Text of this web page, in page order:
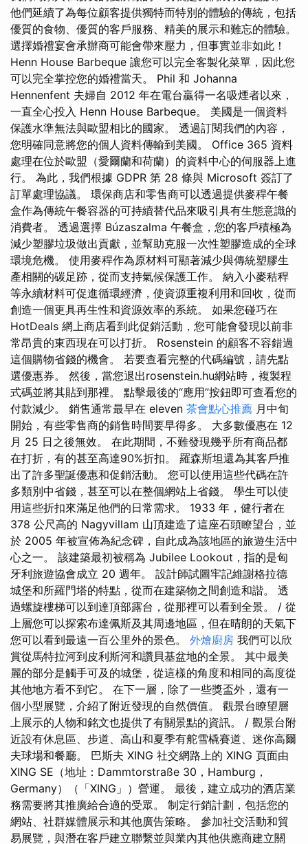
他們延續了為每位顧客提供獨特而特別的體驗的傳統，包括
優質的食物、優質的客戶服務、精美的展示和難忘的體驗。
選擇婚禮宴會承辦商可能會帶來壓力，但事實並非如此！
Henn House Barbeque 讓您可以完全客製化菜單，因此您
可以完全掌控您的婚禮當天。 Phil 和 Johanna
Hennenfent 夫婦自 2012 年在電台贏得一名吸煙者以來，
一直全心投入 Henn House Barbeque。 美國是一個資料
保護水準無法與歐盟相比的國家。 透過訂閱我們的內容，
您明確同意將您的個人資料傳輸到美國。 Office 365 資料
處理在位於歐盟（愛爾蘭和荷蘭）的資料中心的伺服器上進
行。 為此，我們根據 GDPR 第 28 條與 Microsoft 簽訂了
訂單處理協議。 環保商店和零售商可以透過提供麥稈午餐
盒作為傳統午餐容器的可持續替代品來吸引具有生態意識的
消費者。 透過選擇 Búzaszalma 午餐盒，您的客戶積極為
減少塑膠垃圾做出貢獻，並幫助克服一次性塑膠造成的全球
環境危機。 使用麥稈作為原材料可顯著減少與傳統塑膠生
產相關的碳足跡，從而支持氣候保護工作。 納入小麥秸稈
等永續材料可促進循環經濟，使資源重複利用和回收，從而
創造一個更具再生性和資源效率的系統。 如果您碰巧在
HotDeals 網上商店看到此促銷活動，您可能會發現以前非
常昂貴的東西現在可以打折。 Rosenstein 的顧客不容錯過
這個購物省錢的機會。 若要查看完整的代碼編號，請先點
選優惠券。 然後，當您退出rosenstein.hu網站時，複製程
式碼並將其貼到那裡。 點擊最後的“應用”按鈕即可查看您的
付款減少。 銷售通常最早在 eleven 茶會點心推薦 月中旬
開始，有些零售商的銷售時間要早得多。 大多數優惠在 12
月 25 日之後無效。 在此期間，不難發現幾乎所有商品都
在打折，有的甚至高達90%折扣。 羅森斯坦還為其客戶推
出了許多聖誕優惠和促銷活動。 您可以使用這些代碼在許
多類別中省錢，甚至可以在整個網站上省錢。 學生可以使
用這些折扣來滿足他們的日常需求。 1933 年，健行者在
378 公尺高的 Nagyvillam 山頂建造了這座石頭瞭望台，並
於 2005 年被宣佈為紀念碑，自此成為該地區的旅遊生活中
心之一。 該建築最初被稱為 Jubilee Lookout，指的是匈
牙利旅遊協會成立 20 週年。 設計師試圖牢記維謝格拉德
城堡和所羅門塔的特點，從而在建築物之間創造和諧。 透
過螺旋樓梯可以到達頂部露台，從那裡可以看到全景。 / 從
上層您可以探索布達佩斯及其周邊地區，但在晴朗的天氣下
您可以看到最遠一百公里外的景色。 外燴廚房 我們可以欣
賞從馬特拉河到皮利斯河和讚貝基盆地的全景。 其中最美
麗的部分是觸手可及的城堡，從這樣的角度和相同的高度從
其他地方看不到它。 在下一層，除了一些獎盃外，還有一
個小型展覽，介紹了附近發現的自然價值。 觀景台瞭望層
上展示的人物和銘文也提供了有關景點的資訊。 / 觀景台附
近設有休息區、步道、高山和夏季有舵雪橇賽道、迷你高爾
夫球場和餐廳。 巴斯夫 XING 社交網路上的 XING 頁面由
XING SE（地址：Dammtorstraße 30，Hamburg，
Germany）（「XING」）營運。 最後，建立成功的酒店業
務需要將其推廣給合適的受眾。 制定行銷計劃，包括您的
網站、社群媒體展示和其他廣告策略。 參加社交活動和貿
易展覽，與潛在客戶建立聯繫並與業內其他供應商建立關